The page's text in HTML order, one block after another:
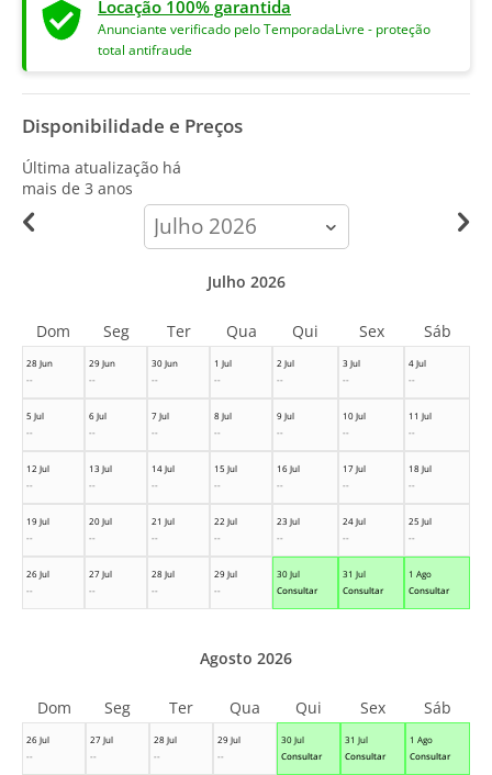
Locação 100% garantida
Anunciante verificado pelo TemporadaLivre - proteção
total antifraude
Disponibilidade e Preços
Última atualização há
mais de 3 anos
calendar-
month
28 Jun
--
29 Jun
--
30 Jun
--
1 Jul
--
2 Jul
--
3 Jul
--
4 Jul
--
5 Jul
--
6 Jul
--
7 Jul
--
8 Jul
--
9 Jul
--
10 Jul
--
11 Jul
--
12 Jul
--
13 Jul
--
14 Jul
--
15 Jul
--
16 Jul
--
17 Jul
--
18 Jul
--
19 Jul
--
20 Jul
--
21 Jul
--
22 Jul
--
23 Jul
--
24 Jul
--
25 Jul
--
26 Jul
--
27 Jul
--
28 Jul
--
29 Jul
--
30 Jul
Consultar
31 Jul
Consultar
1 Ago
Consultar
Julho 2026
Dom Seg Ter Qua Qui Sex Sáb
26 Jul
--
27 Jul
--
28 Jul
--
29 Jul
--
30 Jul
Consultar
31 Jul
Consultar
1 Ago
Consultar
Agosto 2026
Dom Seg Ter Qua Qui Sex Sáb